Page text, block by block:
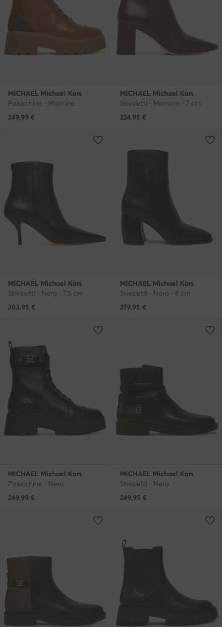
MICHAEL Michael Kors
Polacchine · Marrone
249,99 €
MICHAEL Michael Kors
Stivaletti · Marrone · 7 cm
224,95 €
MICHAEL Michael Kors
Stivaletti · Nero · 7.5 cm
203,95 €
MICHAEL Michael Kors
Stivaletti · Nero · 8 cm
279,95 €
MICHAEL Michael Kors
Polacchine · Nero
249,99 €
MICHAEL Michael Kors
Stivaletti · Nero
249,95 €